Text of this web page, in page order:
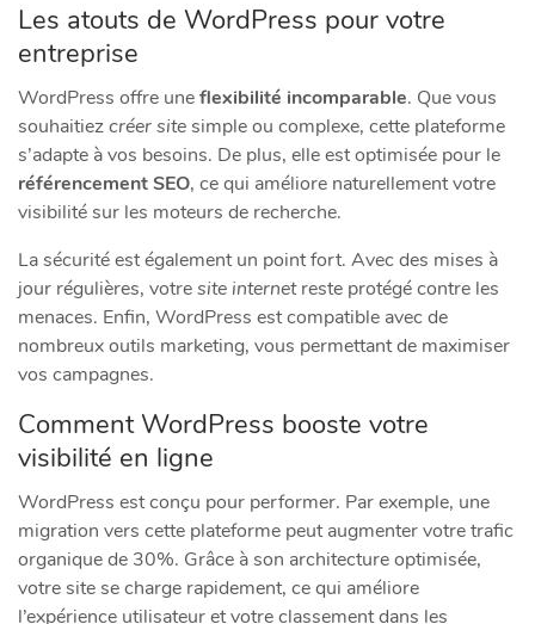
Les atouts de WordPress pour votre
entreprise
WordPress offre uneflexibilité incomparable. Que vous
souhaitiezcréer sitesimple ou complexe, cette plateforme
s’adapte à vos besoins. De plus, elle est optimisée pour le
référencement SEO, ce qui améliore naturellement votre
visibilité sur les moteurs de recherche.
La sécurité est également un point fort. Avec des mises à
jour régulières, votresite internetreste protégé contre les
menaces. Enfin, WordPress est compatible avec de
nombreux outils marketing, vous permettant de maximiser
vos campagnes.
Comment WordPress booste votre
visibilité en ligne
WordPress est conçu pour performer. Par exemple, une
migration vers cette plateforme peut augmenter votre trafic
organique de 30%. Grâce à son architecture optimisée,
votre site se charge rapidement, ce qui améliore
l’expérience utilisateur et votre classement dans les